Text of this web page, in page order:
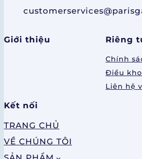
Giới thiệu Riêng
Chính
Điều
Liên hệ
Kết nối
TRANG CHỦ
VỀ CHÚNG TÔI